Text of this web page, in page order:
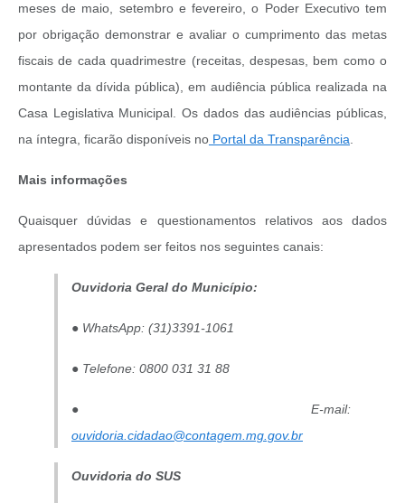
meses de maio, setembro e fevereiro, o Poder Executivo tem
por obrigação demonstrar e avaliar o cumprimento das metas
fiscais de cada quadrimestre (receitas, despesas, bem como o
montante da dívida pública), em audiência pública realizada na
Casa Legislativa Municipal. Os dados das audiências públicas,
na íntegra, ficarão disponíveis no Portal da Transparência
Mais informações
Quaisquer dúvidas e questionamentos relativos aos dados
apresentados podem ser feitos nos seguintes canais:
Ouvidoria Geral do Município:
● WhatsApp: (31)3391-1061
● Telefone: 0800 031 31 88
● E-mail:
ouvidoria.cidadao@contagem.mg.gov.br
Ouvidoria do SUS